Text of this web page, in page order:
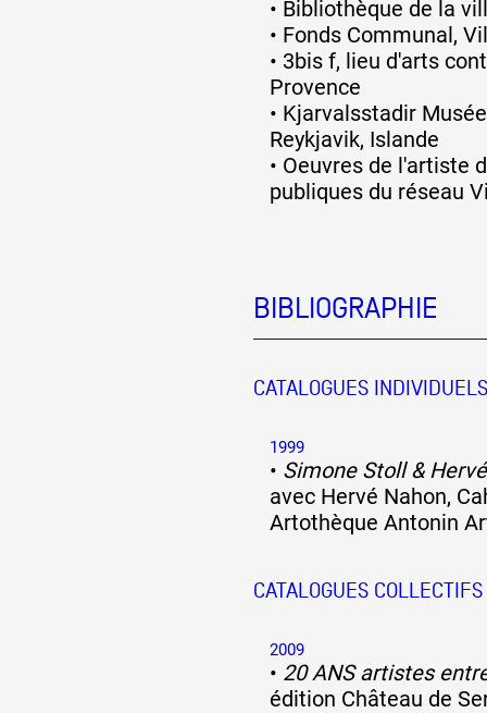
• Bibliothèque de la
• Fonds Communal,
• 3bis f, lieu d'arts
Provence
• Kjarvalsstadir
Reykjavik, Islande
• Oeuvres de l'artiste
publiques du réseau
BIBLIOGRAPHIE
CATALOGUES INDIVIDUELS
1999
• Simone Stoll &
avec Hervé Nahon,
Artothèque Antonin
CATALOGUES COLLECTIFS
2009
• 20 ANS artistes
édition Château de